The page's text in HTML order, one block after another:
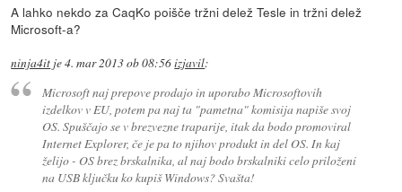
A lahko nekdo za CaqKo poišče tržni delež Tesle in tržni delež
Microsoft-a?
ninja4it je4. mar 2013 ob 08:56izjavil:
Microsoft naj prepove prodajo in uporabo Microsoftovih
izdelkov v EU, potem pa naj ta "pametna" komisija napiše svoj
OS. Spuščajo se v brezvezne traparije, itak da bodo promoviral
Internet Explorer, če je pa to njihov produkt in del OS. In kaj
želijo - OS brez brskalnika, al naj bodo brskalniki celo priloženi
na USB ključku ko kupiš Windows? Svašta!